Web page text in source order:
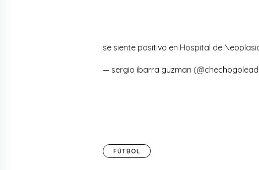
se siente positivo en Hospital de
— sergio ibarra guzman
FÚTBOL